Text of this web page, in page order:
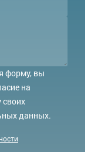
форму, вы
на
своих
данных.